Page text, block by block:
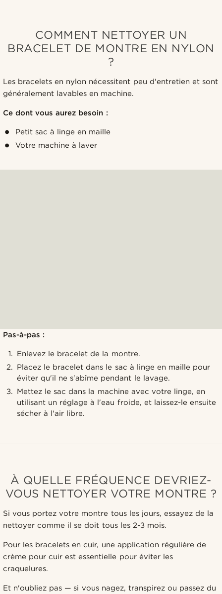
COMMENT NETTOYER UN
BRACELET DE MONTRE EN NYLON
?
Les bracelets en nylon nécessitent peu d'entretien et sont
généralement lavables en machine.
Ce dont vous aurez besoin :
Petit sac à linge en maille
Votre machine à laver
Pas-à-pas :
Enlevez le bracelet de la montre.
Placez le bracelet dans le sac à linge en maille pour
éviter qu'il ne s'abîme pendant le lavage.
Mettez le sac dans la machine avec votre linge, en
utilisant un réglage à l'eau froide, et laissez-le ensuite
sécher à l'air libre.
À QUELLE FRÉQUENCE DEVRIEZ-
VOUS NETTOYER VOTRE MONTRE ?
Si vous portez votre montre tous les jours, essayez de la
nettoyer comme il se doit tous les 2-3 mois.
Pour les bracelets en cuir, une application régulière de
crème pour cuir est essentielle pour éviter les
craquelures.
Et n'oubliez pas — si vous nagez, transpirez ou passez du